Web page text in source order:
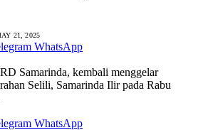
21, 2025
WhatsApp
Samarinda, kembali menggelar
Selili, Samarinda Ilir pada Rabu
WhatsApp